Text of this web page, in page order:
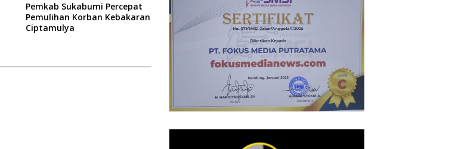
Pemkab Sukabumi Percepat
Pemulihan Korban Kebakaran
Ciptamulya